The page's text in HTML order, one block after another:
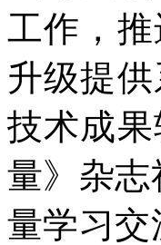
工作，
升级提
技术成
量》杂志
量学习交